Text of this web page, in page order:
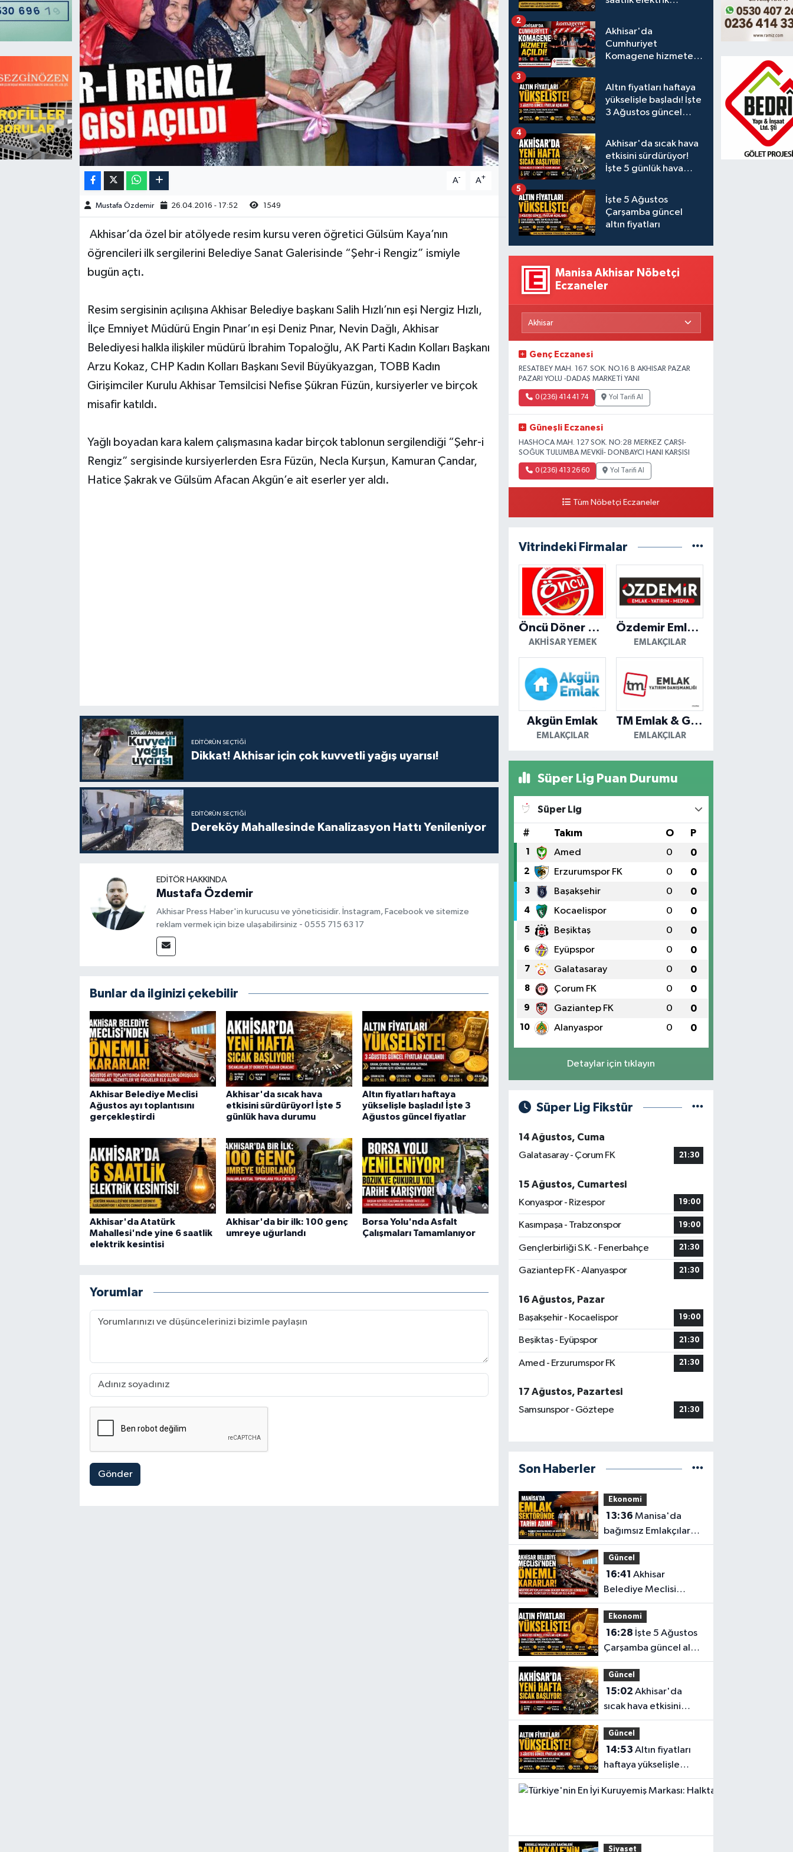
A- A+
Mustafa Özdemir 26.04.2016 - 17:52 1549
Akhisar’da özel bir atölyede resim kursu veren öğretici Gülsüm Kaya’nın
öğrencileri ilk sergilerini Belediye Sanat Galerisinde “Şehr-i Rengiz” ismiyle
bugün açtı.
Resim sergisinin açılışına Akhisar Belediye başkanı Salih Hızlı’nın eşi Nergiz Hızlı,
İlçe Emniyet Müdürü Engin Pınar’ın eşi Deniz Pınar, Nevin Dağlı, Akhisar
Belediyesi halkla ilişkiler müdürü İbrahim Topaloğlu, AK Parti Kadın Kolları Başkanı
Arzu Kokaz, CHP Kadın Kolları Başkanı Sevil Büyükyazgan, TOBB Kadın
Girişimciler Kurulu Akhisar Temsilcisi Nefise Şükran Füzün, kursiyerler ve birçok
misafir katıldı.
Yağlı boyadan kara kalem çalışmasına kadar birçok tablonun sergilendiği “Şehr-i
Rengiz” sergisinde kursiyerlerden Esra Füzün, Necla Kurşun, Kamuran Çandar,
Hatice Şakrak ve Gülsüm Afacan Akgün’e ait eserler yer aldı.
EDITÖRÜN SEÇTIĞI
Dikkat! Akhisar için çok kuvvetli yağış uyarısı!
EDITÖRÜN SEÇTIĞI
Dereköy Mahallesinde Kanalizasyon Hattı Yenileniyor
EDITÖR HAKKINDA
Mustafa Özdemir
Akhisar Press Haber'in kurucusu ve yöneticisidir. İnstagram, Facebook ve sitemize
reklam vermek için bize ulaşabilirsiniz - 0555 715 63 17
Bunlar da ilginizi çekebilir
Akhisar Belediye Meclisi
Ağustos ayı toplantısını
gerçekleştirdi
Akhisar'da sıcak hava
etkisini sürdürüyor! İşte 5
günlük hava durumu
Altın fiyatları haftaya
yükselişle başladı! İşte 3
Ağustos güncel fiyatlar
Akhisar'da Atatürk
Mahallesi'nde yine 6 saatlik
elektrik kesintisi
Akhisar'da bir ilk: 100 genç
umreye uğurlandı
Borsa Yolu'nda Asfalt
Çalışmaları Tamamlanıyor
Yorumlar
Gönder
Akhisar'da
Cumhuriyet
Komagene hizmete
2
Altın fiyatları haftaya
yükselişle başladı! İşte
3 Ağustos güncel
3
Akhisar'da sıcak hava
etkisini sürdürüyor!
İşte 5 günlük hava
4
İşte 5 Ağustos
Çarşamba güncel
altın fiyatları
5
Manisa Akhisar Nöbetçi
Eczaneler
Genç Eczanesi
RESATBEY MAH. 167. SOK. NO.16 B AKHISAR PAZAR
PAZARI YOLU -DADAŞ MARKETİ YANI
0 (236) 414 41 74 Yol Tarifi Al
Güneşli Eczanesi
HASHOCA MAH. 127 SOK. NO:28 MERKEZ ÇARŞI-
SOĞUK TULUMBA MEVKİİ- DONBAYCI HANI KARŞISI
0 (236) 413 26 60 Yol Tarifi Al
Tüm Nöbetçi Eczaneler
Vitrindeki Firmalar
Öncü Döner Akhisar
AKHISAR YEMEK
Özdemir Emlak Yatırım
EMLAKÇILAR
Akgün Emlak
EMLAKÇILAR
TM Emlak & Gayrimenkul
EMLAKÇILAR
Süper Lig Puan Durumu
Süper Lig
# Takım O P
1 Amed 0 0
2 Erzurumspor FK 0 0
3 Başakşehir 0 0
4 Kocaelispor 0 0
5 Beşiktaş 0 0
6 Eyüpspor 0 0
7 Galatasaray 0 0
8 Çorum FK 0 0
9 Gaziantep FK 0 0
10 Alanyaspor 0 0
Detaylar için tıklayın
Süper Lig Fikstür
14 Ağustos, Cuma
Galatasaray - Çorum FK
21:30
15 Ağustos, Cumartesi
Konyaspor - Rizespor
19:00
Kasımpaşa - Trabzonspor 19:00
Gençlerbirliği S.K. - Fenerbahçe 21:30
Gaziantep FK - Alanyaspor 21:30
16 Ağustos, Pazar
Başakşehir - Kocaelispor
19:00
Beşiktaş - Eyüpspor 21:30
Amed - Erzurumspor FK 21:30
17 Ağustos, Pazartesi
Samsunspor - Göztepe
21:30
Son Haberler
Ekonomi
13:36 Manisa'da
bağımsız Emlakçılar
Odası için 500 üye
barajı aşıldı
Güncel
16:41 Akhisar
Belediye Meclisi
Ağustos ayı
toplantısını
gerçekleştirdi
Ekonomi
16:28
Çarşamba güncel altın
fiyatları
Güncel
15:02 Akhisar'da
sıcak hava etkisini
sürdürüyor! İşte 5
günlük hava durumu
Güncel
14:53 Altın fiyatları
haftaya yükselişle
başladı! İşte 3 Ağustos
güncel fiyatlar
Siyaset
Magazin
Duyurular
Kadın
Yerel Haber
Akhisar Emlak
Ülke
Duyurular
Tarım-Gıda
Sektörel
Röportaj
Dünya